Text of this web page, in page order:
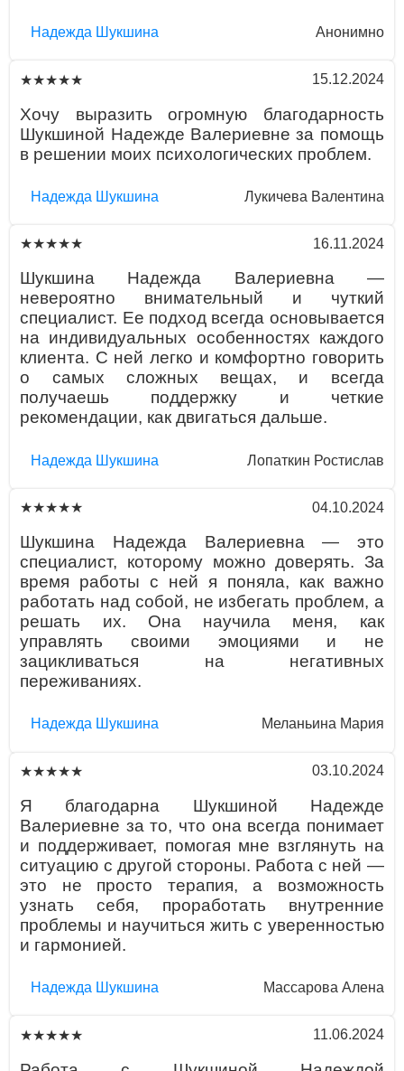
Надежда Шукшина Анонимно
★★★★★ 15.12.2024
Хочу выразить огромную благодарность
Шукшиной Надежде Валериевне за помощь
в решении моих психологических проблем.
Надежда Шукшина Лукичева Валентина
★★★★★ 16.11.2024
Шукшина Надежда Валериевна —
невероятно внимательный и чуткий
специалист. Ее подход всегда основывается
на индивидуальных особенностях каждого
клиента. С ней легко и комфортно говорить
о самых сложных вещах, и всегда
получаешь поддержку и четкие
рекомендации, как двигаться дальше.
Надежда Шукшина Лопаткин Ростислав
★★★★★ 04.10.2024
Шукшина Надежда Валериевна — это
специалист, которому можно доверять. За
время работы с ней я поняла, как важно
работать над собой, не избегать проблем, а
решать их. Она научила меня, как
управлять своими эмоциями и не
зацикливаться на негативных
переживаниях.
Надежда Шукшина Меланьина Мария
★★★★★ 03.10.2024
Я благодарна Шукшиной Надежде
Валериевне за то, что она всегда понимает
и поддерживает, помогая мне взглянуть на
ситуацию с другой стороны. Работа с ней —
это не просто терапия, а возможность
узнать себя, проработать внутренние
проблемы и научиться жить с уверенностью
и гармонией.
Надежда Шукшина Массарова Алена
★★★★★ 11.06.2024